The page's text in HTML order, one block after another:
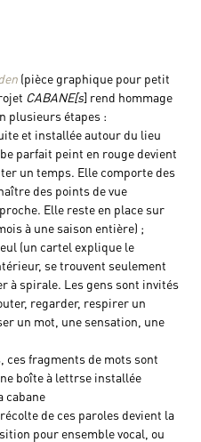
(pièce graphique pour petit
CABANE[s] rend hommage
plusieurs étapes :
et installée autour du lieu
parfait peint en rouge devient
un temps. Elle comporte des
des points de vue
Elle reste en place sur
à une saison entière) ;
(un cartel explique le
se trouvent seulement
à spirale. Les gens sont invités
regarder, respirer un
un mot, une sensation, une
ces fragments de mots sont
boîte à lettrse installée
cabane
de ces paroles devient la
pour ensemble vocal, ou